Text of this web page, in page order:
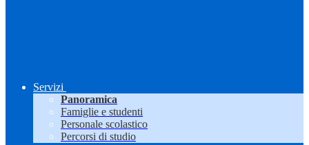
Servizi
Panoramica
Famiglie e studenti
Personale scolastico
Percorsi di studio